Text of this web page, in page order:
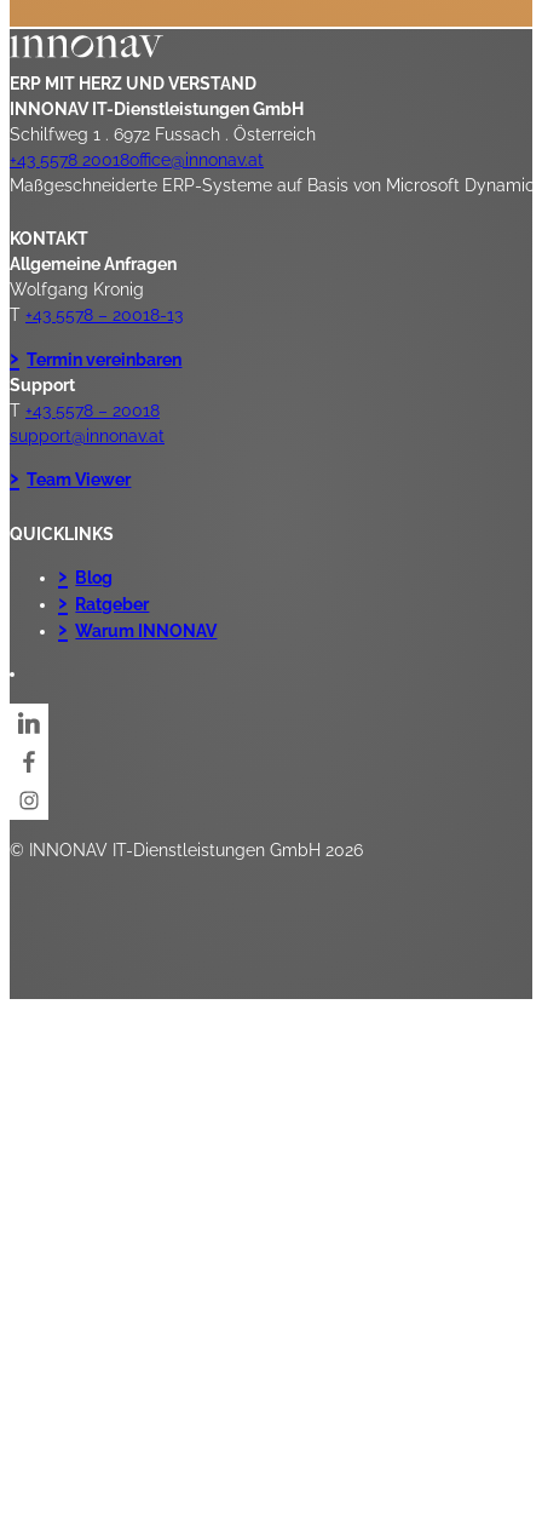
ERP MIT HERZ UND VERSTAND
INNONAV IT-Dienstleistungen GmbH
Schilfweg 1 . 6972 Fussach . Österreich
+43 5578 20018office@innonav.at
Maßgeschneiderte ERP-Systeme auf Basis von Microsoft
KONTAKT
Allgemeine Anfragen
Wolfgang Kronig
T +43 5578 – 20018-13
Termin vereinbaren
Support
T +43 5578 – 20018
support@innonav.at
Team Viewer
QUICKLINKS
Blog
Ratgeber
Warum INNONAV
© INNONAV IT-Dienstleistungen GmbH 2026